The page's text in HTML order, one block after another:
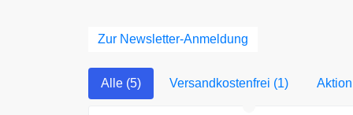
Zur Newsletter-Anmeldung
Alle (5) Versandkostenfrei (1)